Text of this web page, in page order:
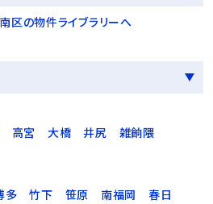
区の物件ライブラリーへ
高宮 大橋 井尻
雑餉隈
多 竹下 笹原 南福岡 春日